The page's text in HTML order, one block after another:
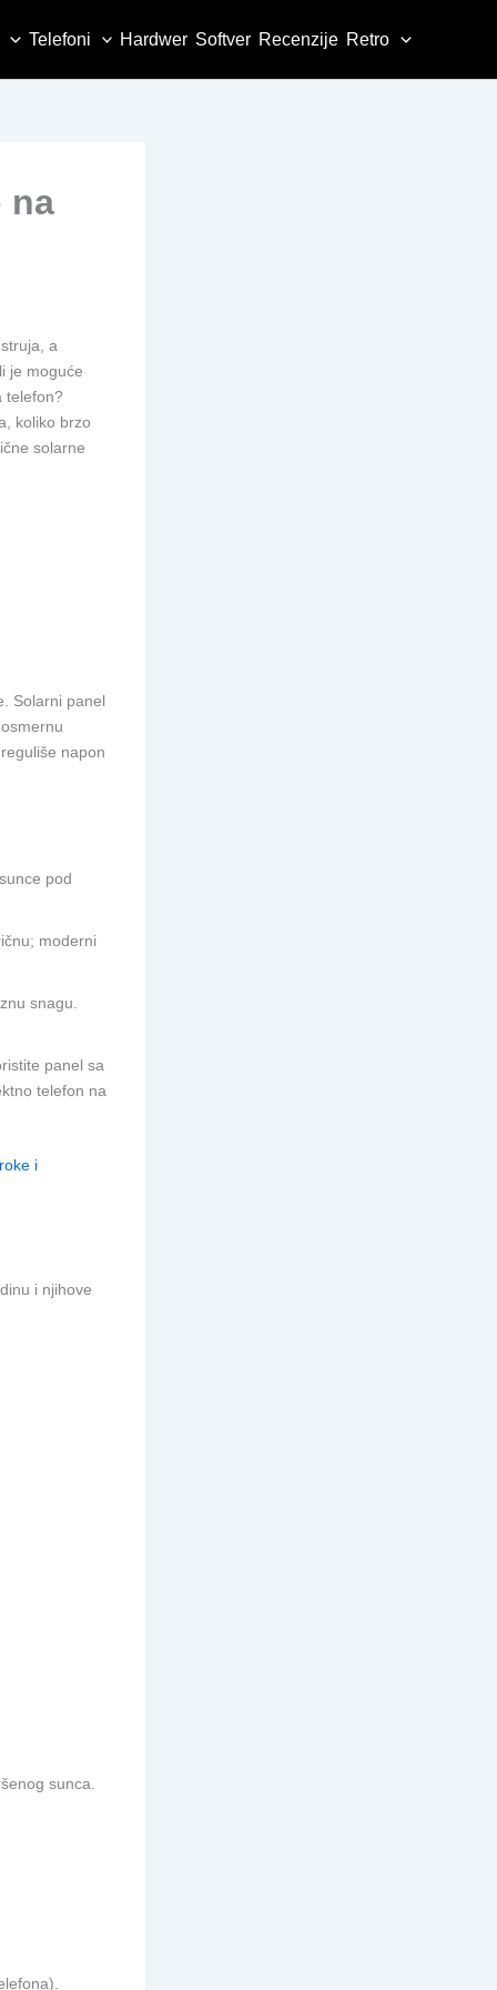
Telefoni Hardwer Softver Recenzije Retro
na
a
je moguće
telefon?
koliko brzo
solarne
Solarni panel
napon
pod
moderni
snagu.
panel sa
telefon na
i
i njihove
sunca.